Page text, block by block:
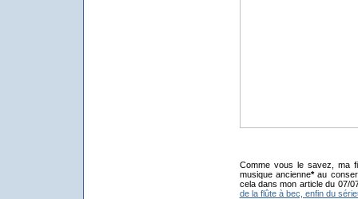
Comme vous le savez, ma
musique ancienne*au
cela dans mon article du 07/
de la flûte à bec, enfin du